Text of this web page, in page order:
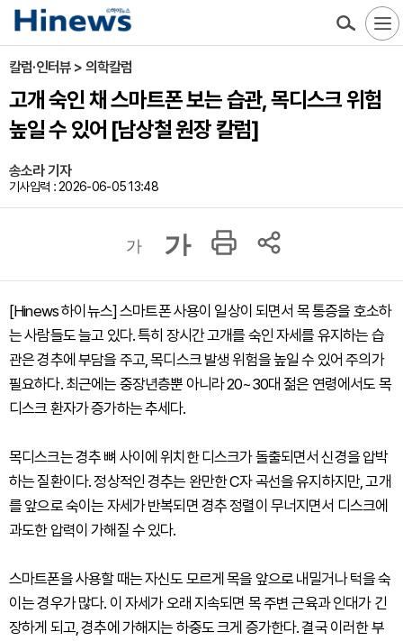
칼럼·인터뷰 > 의학칼럼
고개 숙인 채 스마트폰 보는 습관, 목디스크 위험
높일 수 있어 [남상철 원장 칼럼]
송소라 기자
기사입력 : 2026-06-05 13:48
가 가
[Hinews 하이뉴스] 스마트폰 사용이 일상이 되면서 목 통증을 호소하
는 사람들도 늘고 있다. 특히 장시간 고개를 숙인 자세를 유지하는 습
관은 경추에 부담을 주고, 목디스크 발생 위험을 높일 수 있어 주의가
필요하다. 최근에는 중장년층뿐 아니라 20~30대 젊은 연령에서도 목
디스크 환자가 증가하는 추세다.
목디스크는 경추 뼈 사이에 위치한 디스크가 돌출되면서 신경을 압박
하는 질환이다. 정상적인 경추는 완만한 C자 곡선을 유지하지만, 고개
를 앞으로 숙이는 자세가 반복되면 경추 정렬이 무너지면서 디스크에
과도한 압력이 가해질 수 있다.
스마트폰을 사용할 때는 자신도 모르게 목을 앞으로 내밀거나 턱을 숙
이는 경우가 많다. 이 자세가 오래 지속되면 목 주변 근육과 인대가 긴
장하게 되고, 경추에 가해지는 하중도 크게 증가한다. 결국 이러한 부